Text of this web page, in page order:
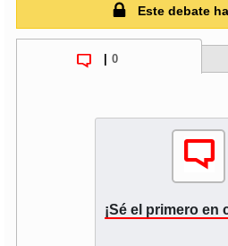
Este debate
0
¡Sé el primero en